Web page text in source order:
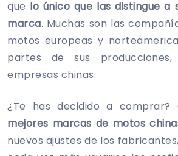
que lo único que las distingue a
marca. Muchas son las
motos europeas y
partes de sus
empresas chinas.
¿Te has decidido a comprar?
mejores marcas de motos
nuevos ajustes de los